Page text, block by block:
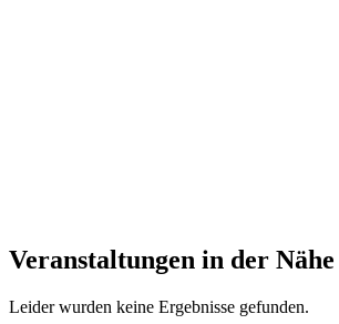
Veranstaltungen in der Nähe
Leider wurden keine Ergebnisse gefunden.